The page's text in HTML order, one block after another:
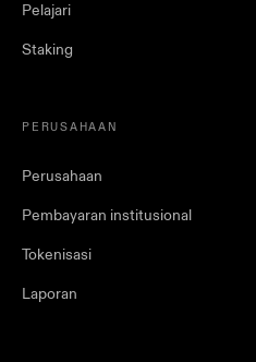
Pelajari
Staking
PERUSAHAAN
Perusahaan
Pembayaran institusional
Tokenisasi
Laporan